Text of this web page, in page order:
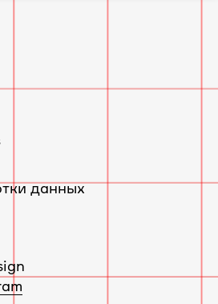
данных